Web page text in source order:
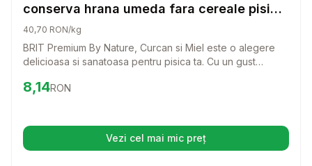
conserva hrana umeda fara cereale pisici,
(pate), 200g
40,70 RON/kg
BRIT Premium By Nature, Curcan si Miel este o alegere
delicioasa si sanatoasa pentru pisica ta. Cu un gust
conserva umeda fara cereale va oferi pisicii tale o masa
Preț:8.14
8,14RON
Vezi cel mai mic preț(se deschide într-o filă nouă)